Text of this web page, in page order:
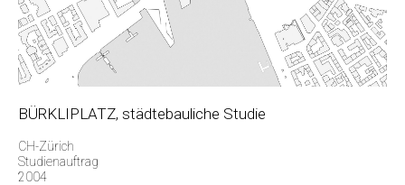
BÜRKLIPLATZ, städtebauliche Studie
CH-Zürich
Studienauftrag
2004